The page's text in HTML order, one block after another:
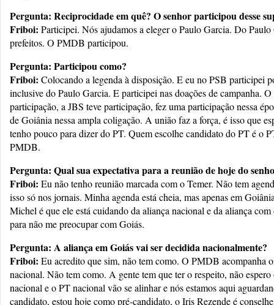
Pergunta: Reciprocidade em quê? O senhor participou desse
Friboi: Participei. Nós ajudamos a eleger o Paulo Garcia. Do
prefeitos. O PMDB participou.
Pergunta: Participou como?
Friboi: Colocando a legenda à disposição. E eu no PSB participei
inclusive do Paulo Garcia. E participei nas doações de campanha. O
participação, a JBS teve participação, fez uma participação nessa
de Goiânia nessa ampla coligação. A união faz a força, é isso que
tenho pouco para dizer do PT. Quem escolhe candidato do PT é o
PMDB.
Pergunta: Qual sua expectativa para a reunião de hoje do
Friboi: Eu não tenho reunião marcada com o Temer. Não tem
isso só nos jornais. Minha agenda está cheia, mas apenas em
Michel é que ele está cuidando da aliança nacional e da aliança com
para não me preocupar com Goiás.
Pergunta: A aliança em Goiás vai ser decidida nacionalmente?
Friboi: Eu acredito que sim, não tem como. O PMDB acompanha
nacional. Não tem como. A gente tem que ter o respeito, não
nacional e o PT nacional vão se alinhar e nós estamos aqui
candidato, estou hoje como pré-candidato, o Iris Rezende é